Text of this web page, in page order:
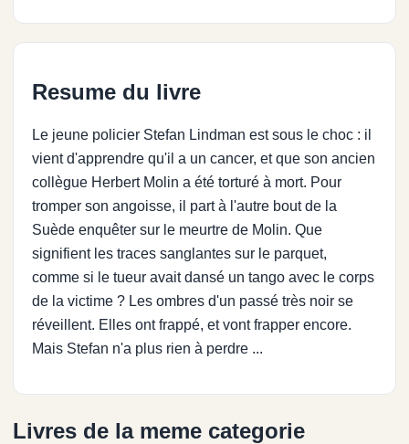
Resume du livre
Le jeune policier Stefan Lindman est sous le choc : il
vient d'apprendre qu'il a un cancer, et que son ancien
collègue Herbert Molin a été torturé à mort. Pour
tromper son angoisse, il part à l'autre bout de la
Suède enquêter sur le meurtre de Molin. Que
signifient les traces sanglantes sur le parquet,
comme si le tueur avait dansé un tango avec le corps
de la victime ? Les ombres d'un passé très noir se
réveillent. Elles ont frappé, et vont frapper encore.
Mais Stefan n'a plus rien à perdre ...
Livres de la meme categorie